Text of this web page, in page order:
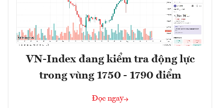
VN-Index đang kiểm tra động lực
trong vùng 1750 - 1790 điểm
Đọc ngay